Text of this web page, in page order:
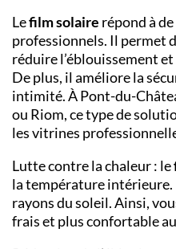
Lefilm solaire répond à
professionnels. Il permet
réduire l’éblouissement
De plus, il améliore la
intimité. ÀPont-du-
ou Riom, ce type de
les vitrines
Lutte contre la chaleur : le
la température
rayons du soleil. Ainsi,
frais et plus confortable